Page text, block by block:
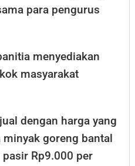
para pengurus
menyediakan
masyarakat
dengan harga yang
goreng bantal
Rp9.000 per